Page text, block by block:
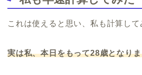
これは使えると思い、私も計算して
実は私、本日をもって28歳となり